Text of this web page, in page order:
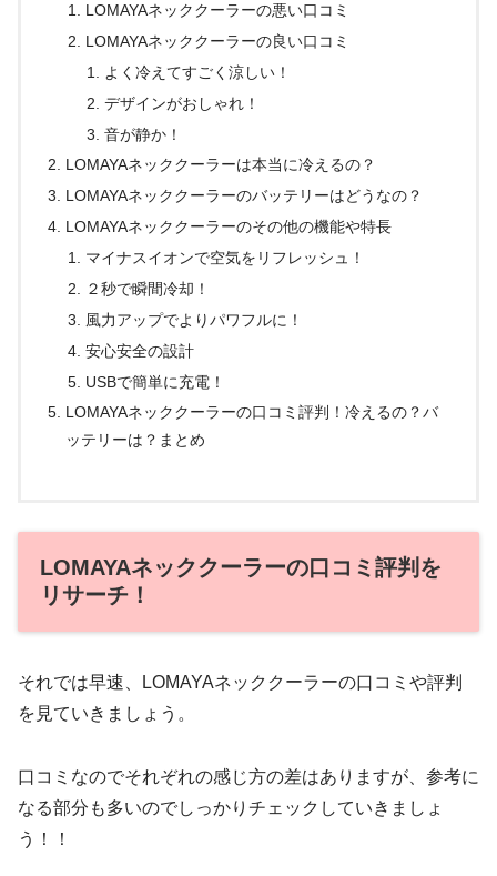
LOMAYAネッククーラーの悪い口コミ
LOMAYAネッククーラーの良い口コミ
よく冷えてすごく涼しい！
デザインがおしゃれ！
音が静か！
LOMAYAネッククーラーは本当に冷えるの？
LOMAYAネッククーラーのバッテリーはどうなの？
LOMAYAネッククーラーのその他の機能や特長
マイナスイオンで空気をリフレッシュ！
２秒で瞬間冷却！
風力アップでよりパワフルに！
安心安全の設計
USBで簡単に充電！
LOMAYAネッククーラーの口コミ評判！冷えるの？バ
ッテリーは？まとめ
LOMAYAネッククーラーの口コミ評判を
リサーチ！
それでは早速、LOMAYAネッククーラーの口コミや評判
を見ていきましょう。
口コミなのでそれぞれの感じ方の差はありますが、参考に
なる部分も多いのでしっかりチェックしていきましょ
う！！